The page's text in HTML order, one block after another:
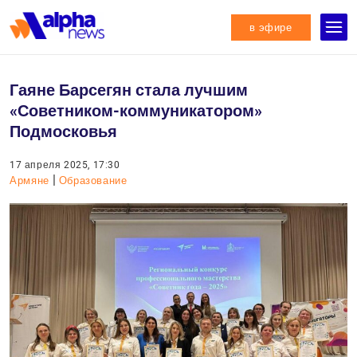
в эфире
Гаяне Барсегян стала лучшим
«Советником-коммуникатором»
Подмосковья
17 апреля 2025, 17:30
Армяне | Образование